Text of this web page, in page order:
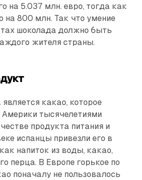
на 5.037 млн. евро, тогда как
на 800 млн. Так что умение
шоколада должно быть
жителя страны.
какао, которое
тысячелетиями
продукта питания и
испанцы привезли его в
напиток из воды, какао,
перца. В Европе горькое по
поначалу не пользовалось